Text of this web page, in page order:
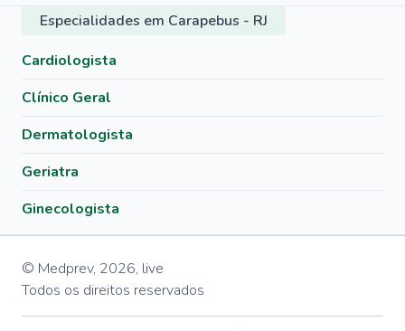
Especialidades em Carapebus - RJ
Cardiologista
Clínico Geral
Dermatologista
Geriatra
Ginecologista
© Medprev, 2026, live
Todos os direitos reservados